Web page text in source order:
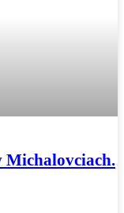
Michalovciach.